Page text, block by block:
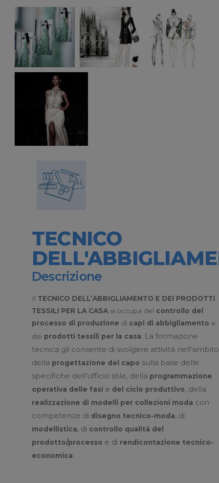
TECNICO
Descrizione
Il TECNICO DELL’ABBIGLIAMENTO E DEI PRODOTTI
TESSILI PER LA CASA si occupa del controllo del
processo di produzione di capi di abbigliamento e
dei prodotti tessili per la casa
La formazione
tecnica gli consente di svolgere attività nell’ambito
della progettazione del capo sulla base delle
specifiche dell’ufficio stile, della programmazione
operativa delle fasi e del ciclo produttivo, della
realizzazione di modelli per collezioni moda con
competenze di disegno tecnico-moda, di
modellistica, di controllo qualità del
prodotto/processo e di rendicontazione tecnico-
economica.